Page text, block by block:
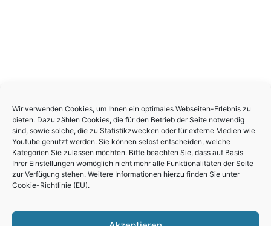
Wir verwenden Cookies, um Ihnen ein optimales Webseiten-Erlebnis zu
bieten. Dazu zählen Cookies, die für den Betrieb der Seite notwendig
sind, sowie solche, die zu Statistikzwecken oder für externe Medien wie
Youtube genutzt werden. Sie können selbst entscheiden, welche
Kategorien Sie zulassen möchten. Bitte beachten Sie, dass auf Basis
Ihrer Einstellungen womöglich nicht mehr alle Funktionalitäten der Seite
zur Verfügung stehen. Weitere Informationen hierzu finden Sie unter
Cookie-Richtlinie (EU).
Follow me